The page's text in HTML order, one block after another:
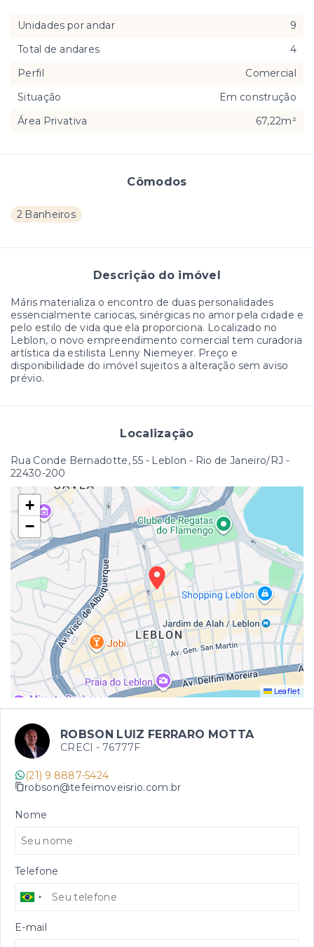
Cômodos
2 Banheiros
Descrição do imóvel
Máris materializa o encontro de duas personalidades
essencialmente cariocas, sinérgicas no amor pela cidade e
pelo estilo de vida que ela proporciona. Localizado no
Leblon, o novo empreendimento comercial tem curadoria
artística da estilista Lenny Niemeyer. Preço e
disponibilidade do imóvel sujeitos a alteração sem aviso
prévio.
Localização
Rua Conde Bernadotte, 55 - Leblon - Rio de Janeiro/RJ -
22430-200
+
−
Leaflet
Unidades por andar
9
Total de andares
4
Perfil
Comercial
Situação
Em construção
Área Privativa
67,22m²
ROBSON LUIZ FERRARO MOTTA
CRECI - 76777F
(21) 9 8887-5424
robson@tefeimoveisrio.com.br
Nome
Telefone
E-mail